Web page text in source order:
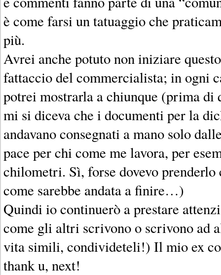
è come farsi un tatuaggio che
più.
Avrei anche potuto non iniziare
fattaccio del commercialista; in ogni
potrei mostrarla a chiunque (prima di
mi si diceva che i documenti per la
andavano consegnati a mano solo
pace per chi come me lavora, per
chilometri. Sì, forse dovevo prenderlo
come sarebbe andata a finire…)
Quindi io continuerò a prestare
come gli altri scrivono o scrivono ad
vita simili, condivideteli!) Il mio ex
thank u, next!